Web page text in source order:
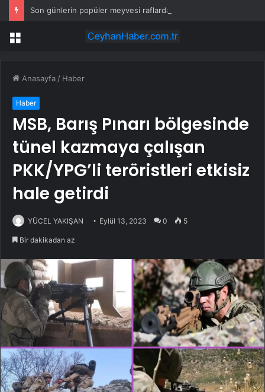
Menü
Anasayfa / Haber
Haber
MSB, Barış Pınarı bölgesinde
tünel kazmaya çalışan
PKK/YPG’li teröristleri etkisiz
hale getirdi
YÜCEL YAKIŞAN Eylül 13, 2023 0 5
Bir dakikadan az